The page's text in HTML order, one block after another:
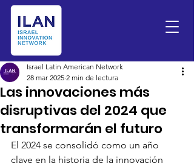
Las innovaciones más
disruptivas del 2024 que
transformarán el futuro
Israel Latin American Network
28 mar 2025 2 min de lectura
El 2024 se consolidó como un año
clave en la historia de la innovación